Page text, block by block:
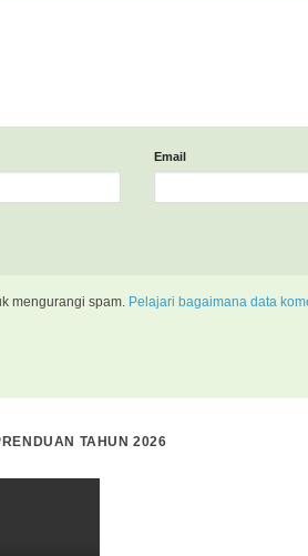
Email
mengurangi spam. Pelajari bagaimana data
TAHUN 2026